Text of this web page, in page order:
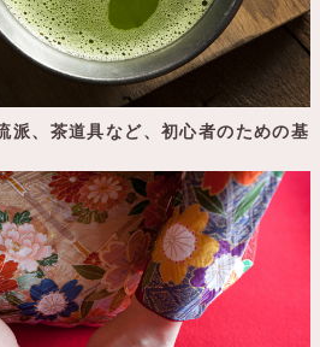
派、茶道具など、初心者のための基